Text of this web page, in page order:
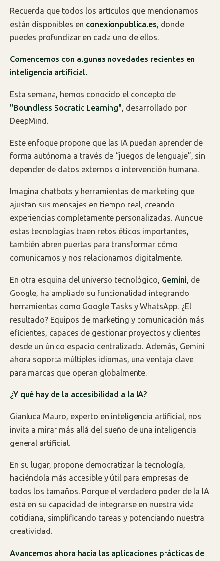
Recuerda que todos los artículos que mencionamos
están disponibles en conexionpublica.es , donde
puedes profundizar en cada uno de ellos.
Comencemos con algunas novedades recientes en
inteligencia artificial.
Esta semana, hemos conocido el concepto de
"Boundless Socratic Learning", desarrollado por
DeepMind.
Este enfoque propone que las IA puedan aprender de
forma autónoma a través de “juegos de lenguaje”, sin
depender de datos externos o intervención humana.
Imagina chatbots y herramientas de marketing que
ajustan sus mensajes en tiempo real, creando
experiencias completamente personalizadas. Aunque
estas tecnologías traen retos éticos importantes,
también abren puertas para transformar cómo
comunicamos y nos relacionamos digitalmente.
En otra esquina del universo tecnológico, Gemini , de
Google, ha ampliado su funcionalidad integrando
herramientas como Google Tasks y WhatsApp. ¿El
resultado? Equipos de marketing y comunicación más
eficientes, capaces de gestionar proyectos y clientes
desde un único espacio centralizado. Además, Gemini
ahora soporta múltiples idiomas, una ventaja clave
para marcas que operan globalmente.
¿Y qué hay de la accesibilidad a la IA?
Gianluca Mauro, experto en inteligencia artificial, nos
invita a mirar más allá del sueño de una inteligencia
general artificial.
En su lugar, propone democratizar la tecnología,
haciéndola más accesible y útil para empresas de
todos los tamaños. Porque el verdadero poder de la IA
está en su capacidad de integrarse en nuestra vida
cotidiana, simplificando tareas y potenciando nuestra
creatividad.
Avancemos ahora hacia las aplicaciones prácticas de